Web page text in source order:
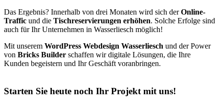
Das Ergebnis? Innerhalb von drei Monaten wird sich derOnline-
Traffic und die Tischreservierungen erhöhen. Solche Erfolge sind
auch für Ihr Unternehmen in Wasserliesch möglich!
Mit unserem WordPress Webdesign Wasserliesch und der Power
von Bricks Builder schaffen wir digitale Lösungen, die Ihre
Kunden begeistern und Ihr Geschäft voranbringen.
Starten Sie heute noch Ihr Projekt mit uns!